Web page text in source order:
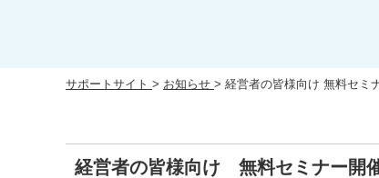
サポートサイト > お知らせ > 経営者の皆様向け 無料セミ
経営者の皆様向け 無料セミナー開